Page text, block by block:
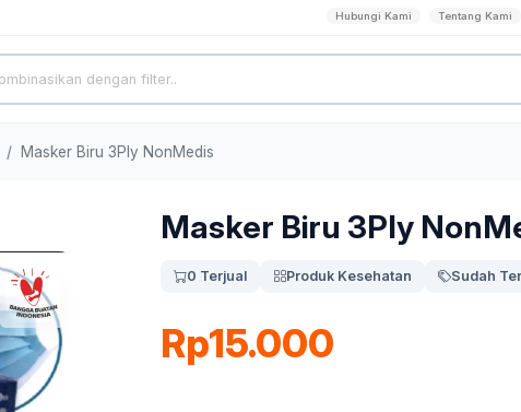
Hubungi Kami Tentang Kami
Masker Biru 3Ply NonMedis
Masker Biru 3Ply
0 Terjual Produk Kesehatan Sudah
Rp15.000